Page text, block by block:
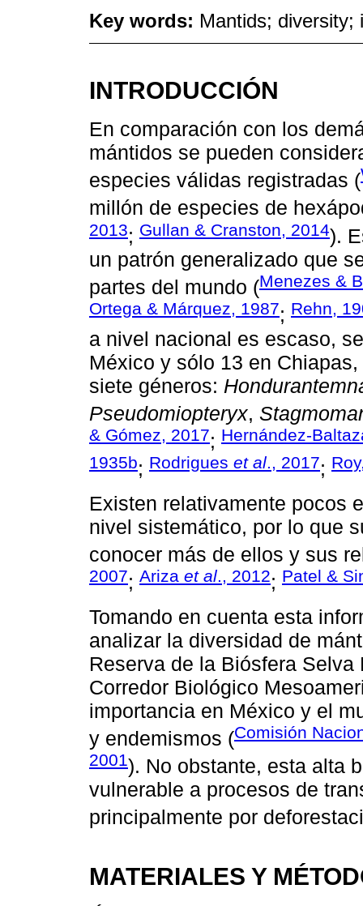
Key words: Mantids; diversity;
INTRODUCCIÓN
En comparación con los
mántidos se pueden
especies válidas registradas (
millón de especies de
2013; Gullan & Cranston, 2014).
un patrón generalizado que
partes del mundo (Menezes &
Ortega & Márquez, 1987; Rehn,
a nivel nacional es escaso,
México y sólo 13 en
siete géneros:
Pseudomiopteryx,
& Gómez, 2017; Hernández-
1935b; Rodrigues et al., 2017;
Existen relativamente pocos
nivel sistemático, por lo que
conocer más de ellos y sus
2007; Ariza et al., 2012; Patel &
Tomando en cuenta esta
analizar la diversidad de
Reserva de la Biósfera
Corredor Biológico
importancia en México y el
y endemismos (Comisión
2001). No obstante, esta alta
vulnerable a procesos de
principalmente por
MATERIALES Y